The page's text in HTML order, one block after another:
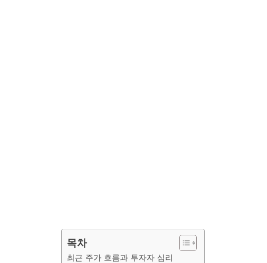
목차
최근 주가 흐름과 투자자 심리